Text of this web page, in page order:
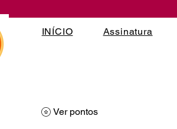
INÍCIO Assinatura
Ver pontos